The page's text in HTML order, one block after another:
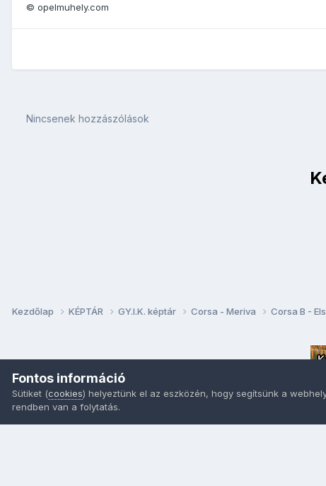
© opelmuhely.com
Nincsenek hozzászólások
Kezdőlap KÉPTÁR GY.I.K. képtár Corsa - Meriva Corsa B -
Fontos információ
Sütiket (cookies) helyeztünk el az eszközén, hogy segítsünk a
rendben van a folytatás.